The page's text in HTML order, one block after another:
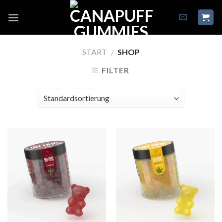
START / SHOP
FILTER